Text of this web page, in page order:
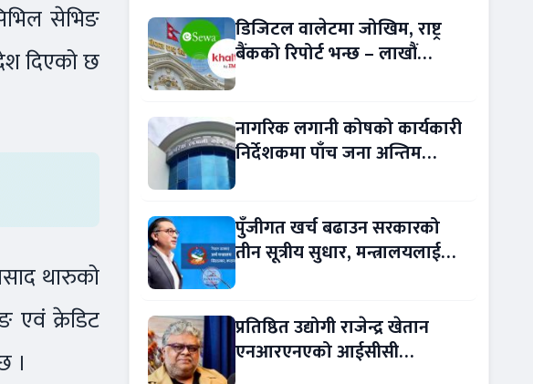
सेभिङ
दिएको छ
थारुको
एवं क्रेडिट
।
डिजिटल वालेटमा जोखिम, राष्ट्र
बैंकको रिपोर्ट भन्छ – लाखौं
नागरिक लगानी कोषको कार्यकारी
निर्देशकमा पाँच जना अन्तिम
पुँजीगत खर्च बढाउन सरकारको
तीन सूत्रीय सुधार, मन्त्रालयलाई
प्रतिष्ठित उद्योगी राजेन्द्र खेतान
एनआरएनएको आईसीसी